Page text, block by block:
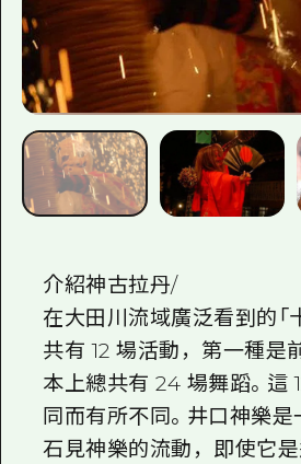
常見問題
照片下載
災難發生期間的
廣島縣觀光宣傳冊
介紹神古拉丹/
在大田川流域廣泛看到的「
共有 12 場活動，第一種是
本上總共有 24 場舞蹈。這
同而有所不同。井口神樂
石見神樂的流動，即使它